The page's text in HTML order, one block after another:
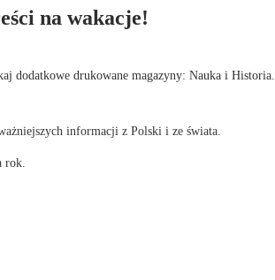
na wakacje!
dodatkowe drukowane magazyny: Nauka i Historia.
informacji z Polski i ze świata.
rok.